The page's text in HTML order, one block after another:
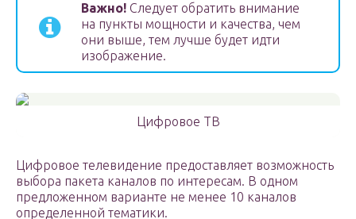
Важно! Следует обратить внимание
на пункты мощности и качества, чем
они выше, тем лучше будет идти
изображение.
Цифровое ТВ
Цифровое телевидение предоставляет возможность
выбора пакета каналов по интересам. В одном
предложенном варианте не менее 10 каналов
определенной тематики.